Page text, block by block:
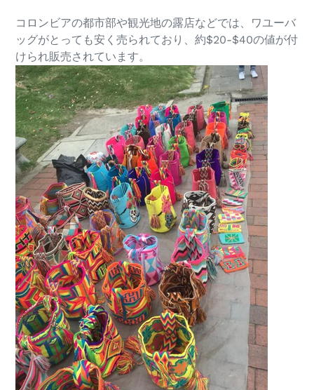
コロンビアの都市部や観光地の露店などでは、ワユーバ
ッグがとっても安く売られており、約$20-$40の値が付
けられ販売されています。